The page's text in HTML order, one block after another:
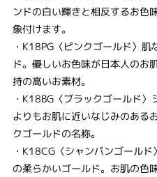
ンドの白い輝きと相反するお色
象付けます。
・K18PG〈ピンクゴールド〉
ド。優しいお色味が日本人のお
持の高いお素材。
・K18BG〈ブラックゴールド
よりもお肌に近いなじみのある
クゴールドの名称。
・K18CG〈シャンパンゴール
の柔らかいゴールド。お肌の色